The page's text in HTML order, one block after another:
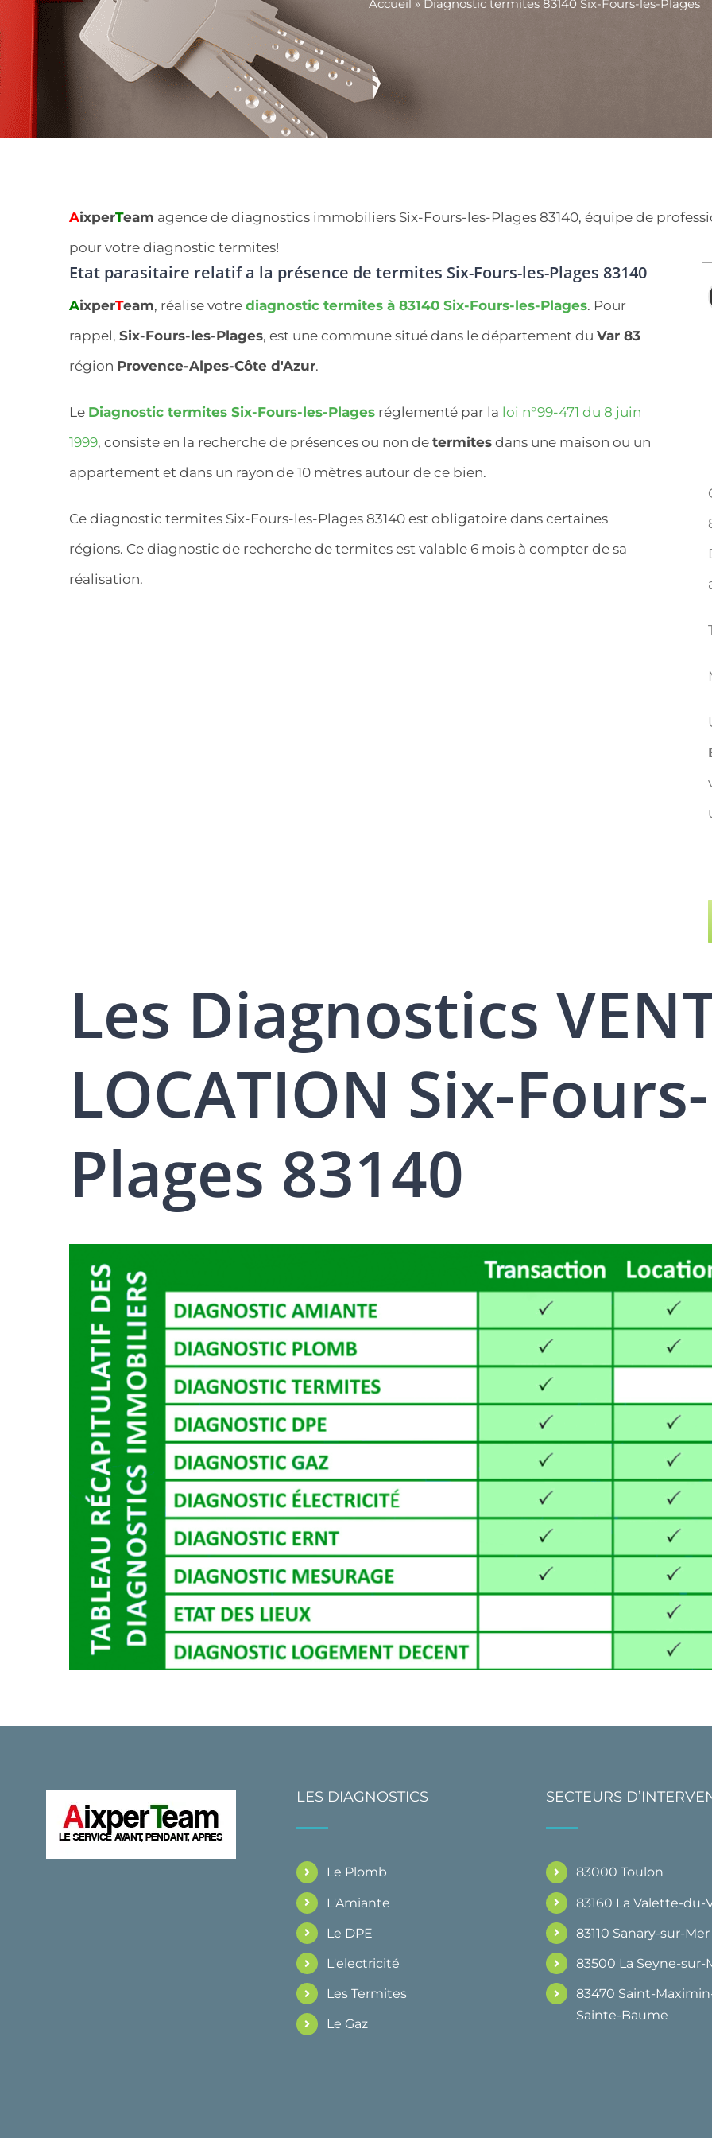
Accueil » Diagnostic termites 83140 Six-Fours-les-Plages
AixperTeam agence de diagnostics immobiliers Six-Fours-les-Plages 83140, équipe de
pour votre diagnostic termites!
Etat parasitaire relatif a la présence de termites Six-Fours-les-Plages 83140
AixperTeam, réalise votre diagnostic termites à 83140 Six-Fours-les-Plages. Pour
rappel, Six-Fours-les-Plages, est une commune situé dans le département du Var 83
région Provence-Alpes-Côte d'Azur.
Le Diagnostic termites Six-Fours-les-Plages réglementé par la loi n°99-471 du 8 juin
1999, consiste en la recherche de présences ou non de termites dans une maison ou un
appartement et dans un rayon de 10 mètres autour de ce bien.
Ce diagnostic termites Six-Fours-les-Plages 83140 est obligatoire dans certaines
régions. Ce diagnostic de recherche de termites est valable 6 mois à compter de sa
réalisation.
Les Diagnostics
LOCATION Six-
Plages 83140
LES DIAGNOSTICS
Le Plomb
L'Amiante
Le DPE
L'electricité
Les Termites
Le Gaz
SECTEURS
83000 Toulon
83160 La Valette-du-
83110 Sanary-sur-Mer
83500 La Seyne-sur-
83470 Saint-
Sainte-Baume